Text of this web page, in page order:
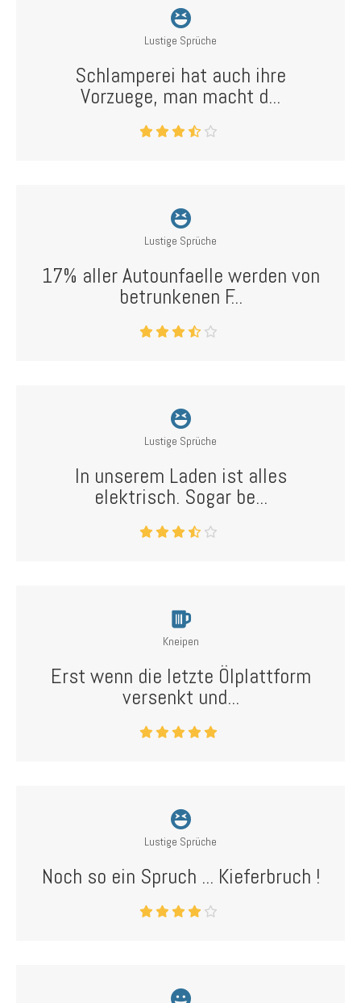
Lustige Sprüche
Schlamperei hat auch ihre
Vorzuege, man macht d...
Lustige Sprüche
17% aller Autounfaelle werden von
betrunkenen F...
Lustige Sprüche
In unserem Laden ist alles
elektrisch. Sogar be...
Kneipen
Erst wenn die letzte Ölplattform
versenkt und...
Lustige Sprüche
Noch so ein Spruch ... Kieferbruch !